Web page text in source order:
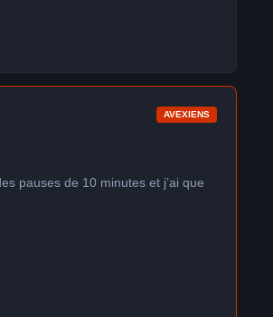
AVEXIENS
pauses de 10 minutes et j’ai que